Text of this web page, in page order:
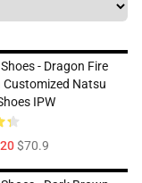
- Dragon Fire
Customized Natsu
IPW
$70.9